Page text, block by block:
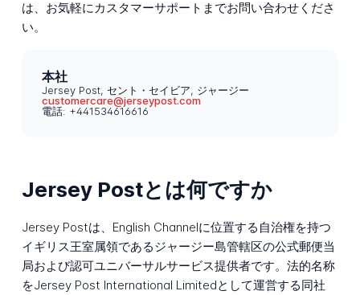
は、お気軽にカスタマーサポートまでお問い合わせくださ
い。
本社
Jersey Post, セント・セイビア, ジャージー
customercare@jerseypost.com
電話: +441534616616
Jersey Postとは何ですか
Jersey Postは、English Channelに位置する自治権を持つ
イギリス王室属領であるジャージー島管轄区の公式郵便当
局および認可ユニバーサルサービス提供者です。法的名称
をJersey Post International Limitedとして運営する同社